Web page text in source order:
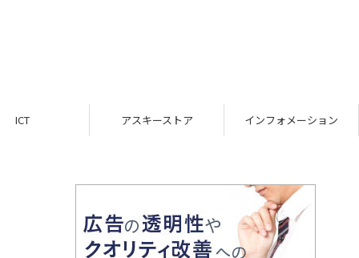
ICT アスキーストア インフォメーション